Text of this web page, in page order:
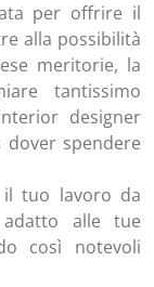
per offrire il
alla possibilità
meritorie, la
tantissimo
designer
spendere
il tuo lavoro da
alle tue
così notevoli